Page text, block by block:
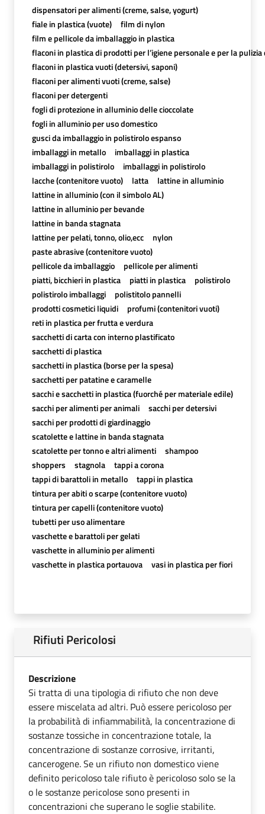
dispensatori per alimenti (creme, salse, yogurt)
fiale in plastica (vuote)
film di nylon
film e pellicole da imballaggio in plastica
flaconi in plastica di prodotti per l’igiene personale e per la pulizia
flaconi in plastica vuoti (detersivi, saponi)
flaconi per alimenti vuoti (creme, salse)
flaconi per detergenti
fogli di protezione in alluminio delle cioccolate
fogli in alluminio per uso domestico
gusci da imballaggio in polistirolo espanso
imballaggi in metallo
imballaggi in plastica
imballaggi in polistirolo
imballaggi in polistirolo
lacche (contenitore vuoto)
latta
lattine in alluminio
lattine in alluminio (con il simbolo AL)
lattine in alluminio per bevande
lattine in banda stagnata
lattine per pelati, tonno, olio,ecc
nylon
paste abrasive (contenitore vuoto)
pellicole da imballaggio
pellicole per alimenti
piatti, bicchieri in plastica
piatti in plastica
polistirolo
polistirolo imballaggi
polistitolo pannelli
prodotti cosmetici liquidi
profumi (contenitori vuoti)
reti in plastica per frutta e verdura
sacchetti di carta con interno plastificato
sacchetti di plastica
sacchetti in plastica (borse per la spesa)
sacchetti per patatine e caramelle
sacchi e sacchetti in plastica (fuorché per materiale edile)
sacchi per alimenti per animali
sacchi per detersivi
sacchi per prodotti di giardinaggio
scatolette e lattine in banda stagnata
scatolette per tonno e altri alimenti
shampoo
shoppers
stagnola
tappi a corona
tappi di barattoli in metallo
tappi in plastica
tintura per abiti o scarpe (contenitore vuoto)
tintura per capelli (contenitore vuoto)
tubetti per uso alimentare
vaschette e barattoli per gelati
vaschette in alluminio per alimenti
vaschette in plastica portauova
vasi in plastica per fiori
Rifiuti Pericolosi
Descrizione
Si tratta di una tipologia di rifiuto che non deve
essere miscelata ad altri. Può essere pericoloso per
la probabilità di infiammabilità, la concentrazione di
sostanze tossiche in concentrazione totale, la
concentrazione di sostanze corrosive, irritanti,
cancerogene. Se un rifiuto non domestico viene
definito pericoloso tale rifiuto è pericoloso solo se la
o le sostanze pericolose sono presenti in
concentrazioni che superano le soglie stabilite.